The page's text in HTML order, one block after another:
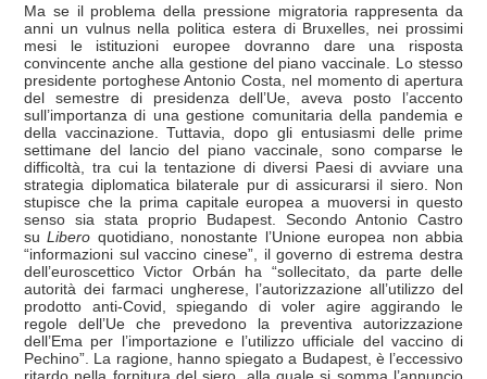
Ma se il problema della pressione migratoria rappresenta da
anni un vulnus nella politica estera di Bruxelles, nei prossimi
mesi le istituzioni europee dovranno dare una risposta
convincente anche alla gestione del piano vaccinale. Lo stesso
presidente portoghese Antonio Costa, nel momento di apertura
del semestre di presidenza dell’Ue, aveva posto l’accento
sull’importanza di una gestione comunitaria della pandemia e
della vaccinazione. Tuttavia, dopo gli entusiasmi delle prime
settimane del lancio del piano vaccinale, sono comparse le
difficoltà, tra cui la tentazione di diversi Paesi di avviare una
strategia diplomatica bilaterale pur di assicurarsi il siero. Non
stupisce che la prima capitale europea a muoversi in questo
senso sia stata proprio Budapest. Secondo Antonio Castro
suLibero quotidiano, nonostante l’Unione europea non abbia
“informazioni sul vaccino cinese”, il governo di estrema destra
dell’euroscettico Victor Orbán ha “sollecitato, da parte delle
autorità dei farmaci ungherese, l’autorizzazione all’utilizzo del
prodotto anti-Covid, spiegando di voler agire aggirando le
regole dell’Ue che prevedono la preventiva autorizzazione
dell’Ema per l’importazione e l’utilizzo ufficiale del vaccino di
Pechino”. La ragione, hanno spiegato a Budapest, è l’eccessivo
ritardo nella fornitura del siero, alla quale si somma l’annuncio